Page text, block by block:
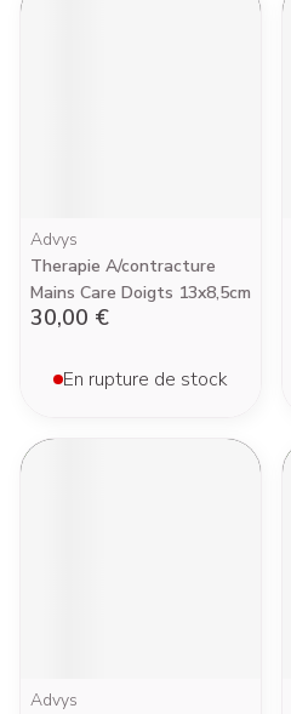
Advys
Therapie A/contracture
Mains Care Doigts 13x8,5cm
30,00 €
En rupture de stock
Advys